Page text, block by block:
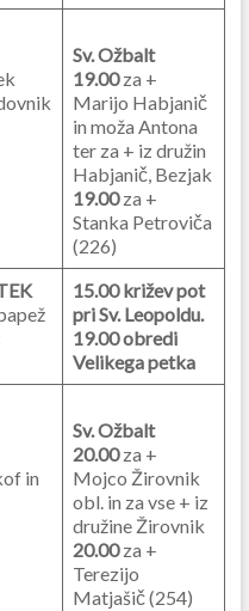
Sv. Ožbalt
19.00za +
Marijo Habjanič
in moža Antona
ter za + iz družin
Habjanič, Bezjak
19.00za +
Stanka Petroviča
(226)
15.00 križev pot
pri Sv. Leopoldu.
19.00 obredi
Velikega petka
in
Sv. Ožbalt
20.00za +
Mojco Žirovnik
obl. in za vse + iz
družine Žirovnik
20.00za +
Terezijo
Matjašič (254)